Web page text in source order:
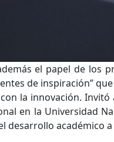
el papel de los
de inspiración”
la innovación.
en la Universidad
desarrollo académico